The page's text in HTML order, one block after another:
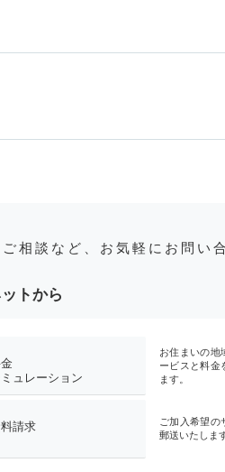
相談など、お気軽にお問い
トから
ュレーション
お住まいの地
ービスと料金
ます。
請求
ご加入希望の
郵送いたします